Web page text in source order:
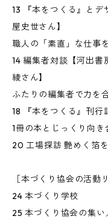
13 『本をつくる』と
屋史世さん】
職人の「素直」な仕事
14 編集者対談【河出書
綾さん】
ふたりの編集者で力を
18 『本をつくる』刊行
1冊の本とじっくり向
20 工場探訪 艶めく箔
［本づくり協会の活動
24 本づくり学校
25 本づくり協会の集